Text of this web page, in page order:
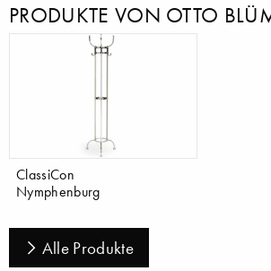
PRODUKTE VON OTTO
ClassiCon
Nymphenburg
Alle Produkte